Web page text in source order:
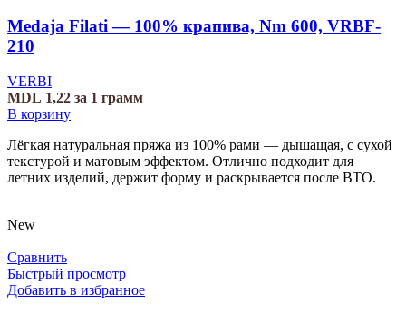
Medaja Filati — 100% крапива, Nm 600, VRBF-
210
VERBI
MDL 1,22 за 1 грамм
В корзину
Лёгкая натуральная пряжа из 100% рами — дышащая, с сухой
текстурой и матовым эффектом. Отлично подходит для
летних изделий, держит форму и раскрывается после ВТО.
New
Сравнить
Быстрый просмотр
Добавить в избранное